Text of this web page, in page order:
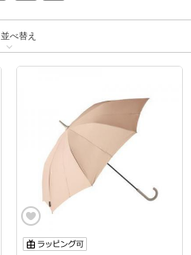
並べ替え